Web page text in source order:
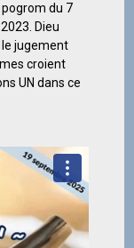
du 7
Dieu
jugement
croient
UN dans ce